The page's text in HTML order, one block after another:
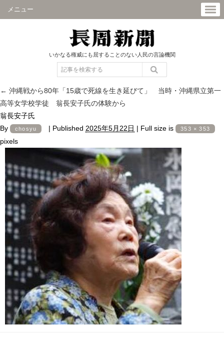
メニュー
いかなる権威にも屈することのない人民の言論機関
← 沖縄戦から80年「15歳で死線を生き延びて」 当時・沖縄県立第一
高等女学校学徒 翁長安子氏の体験から
翁長安子氏
By
chosyu | Published 2025年5月22日 | Full size is 353 × 353
pixels